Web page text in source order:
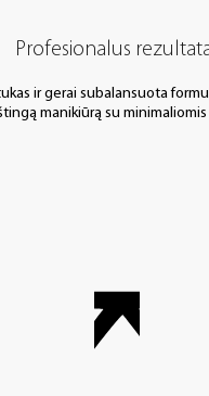
Profesionalus
ir gerai subalansuota
manikiūrą su